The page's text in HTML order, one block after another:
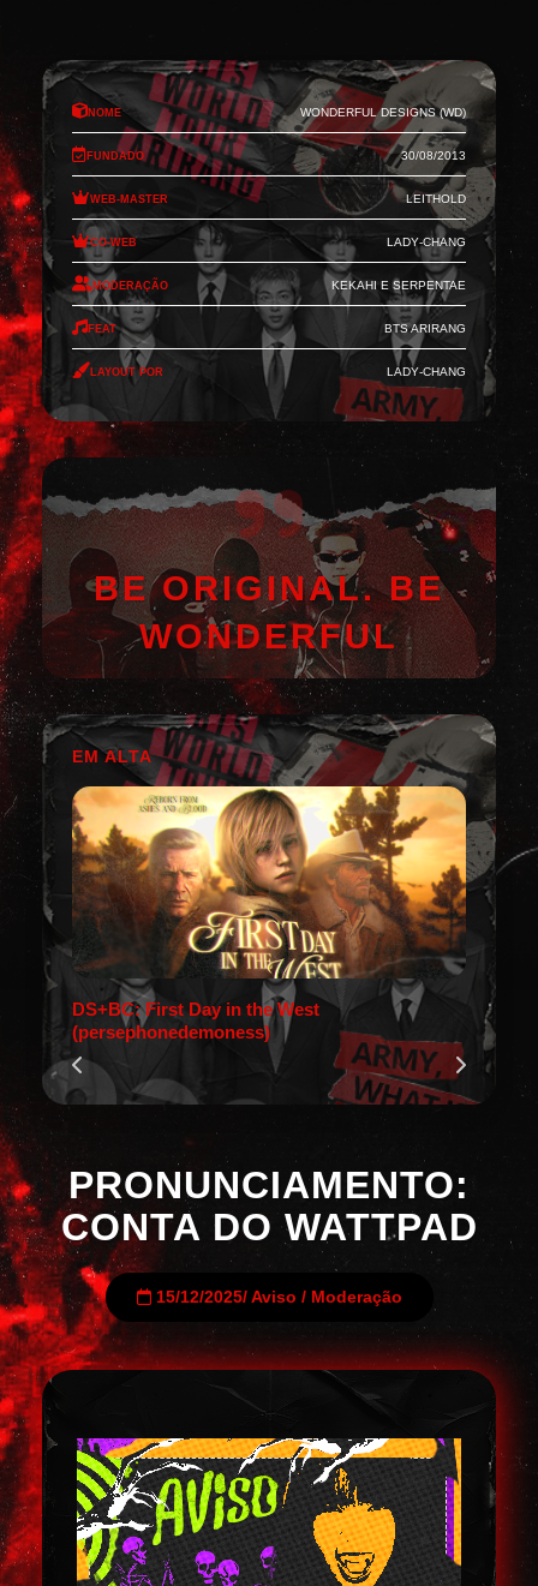
Nome Wonderful Designs (WD)
Fundado 30/08/2013
Web-Master Leithold
Co-Web Lady-Chang
Moderação Kekahi e Serpentae
Feat BTS Arirang
Layout por Lady-Chang
BE ORIGINAL. BE
WONDERFUL
EM ALTA
DS+BC: First Day in the West
(persephonedemoness)
PRONUNCIAMENTO:
CONTA DO WATTPAD
15/12/2025/ Aviso / Moderação